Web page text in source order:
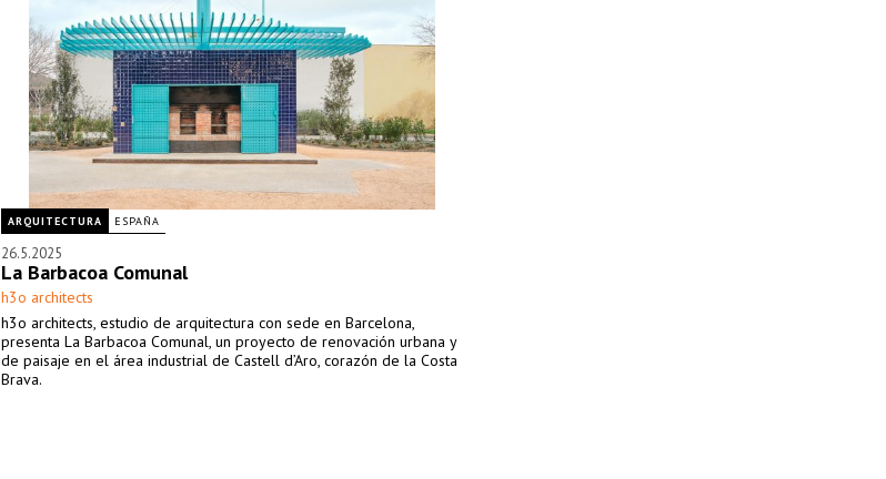
ARQUITECTURA ESPAÑA
26.5.2025
La Barbacoa Comunal
h3o architects
h3o architects, estudio de arquitectura con sede en Barcelona,
presenta La Barbacoa Comunal, un proyecto de renovación urbana y
de paisaje en el área industrial de Castell d’Aro, corazón de la Costa
Brava.